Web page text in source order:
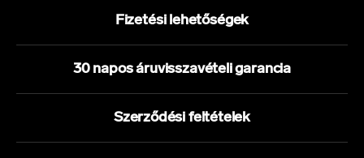
Fizetési lehetőségek
30 napos áruvisszavételi garancia
Szerződési feltételek